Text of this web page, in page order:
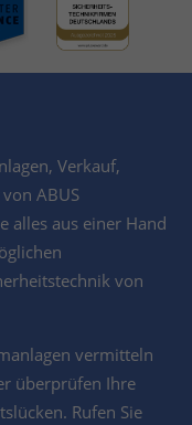
Verkauf,
von ABUS
alles aus einer Hand
von
vermitteln
überprüfen Ihre
Rufen Sie